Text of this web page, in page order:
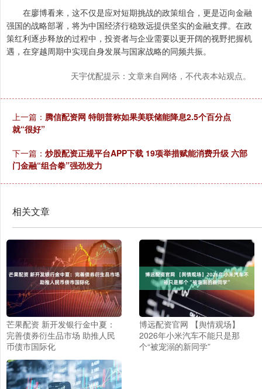
在廖博看来，这不仅是应对短期挑战的政策组合，更是迈向金融
强国的战略部署，将为中国经济行稳致远提供坚实的金融支撑。在政
策红利逐步释放的过程中，投资者与企业需要以更开阔的视野把握机
遇，在穿越周期中实现自身发展与国家战略的同频共振。
天宇优配提示：文章来自网络，不代表本站观点。
上一篇： 腾信配资网 特朗普称如果美联储能降息2.5个百分点
就“很好”
下一篇： 炒股配资正规平台APP下载 19项举措赋能消费升级 六部
门金融“组合拳”强劲发力
相关文章
芒果配资 新开发银行金中夏：
完善债券衍生品市场 助推人民
币债市国际化
博远配资官网 【舆情观场】
2026年小米汽车不能只是那
个“被宠溺的新同学”